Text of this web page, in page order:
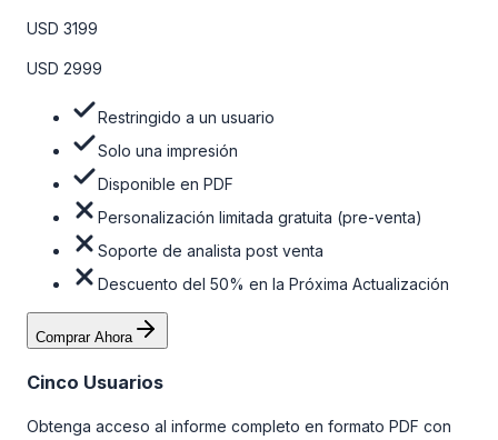
la tabla de precios a continuación.
USD 3199
USD 2999
Restringido a un usuario
Solo una impresión
Disponible en PDF
Personalización limitada gratuita (pre-venta)
Soporte de analista post venta
Descuento del 50% en la Próxima Actualización
Comprar Ahora
Cinco Usuarios
Obtenga acceso al informe completo en formato PDF con